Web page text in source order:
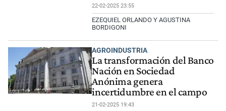
22-02-2025 23:55
EZEQUIEL ORLANDO Y AGUSTINA
BORDIGONI
AGROINDUSTRIA
La transformación del Banco
Nación en Sociedad
Anónima genera
incertidumbre en el campo
21-02-2025 19:43